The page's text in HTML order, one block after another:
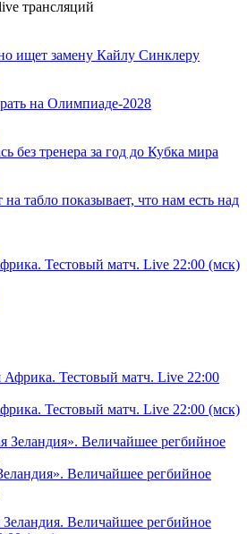
трансляций
ищет замену Кайлу Синклеру
на Олимпиаде-2028
без тренера за год до Кубка мира
табло показывает, что нам есть над
Тестовый матч. Live 22:00 (мск)
Тестовый матч. Live 22:00 (мск)
Величайшее регбийное